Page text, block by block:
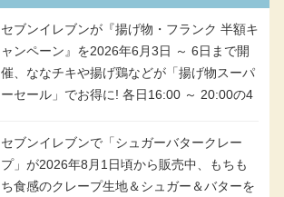
セブンイレブンが『揚げ物・フランク 半額キ
ャンペーン』を2026年6月3日 ～ 6日まで開
催、ななチキや揚げ鶏などが「揚げ物スーパ
ーセール」でお得に! 各日16:00 ～ 20:00の4
アメリカンドッグが税抜き69円!
セブンイレブンで「シュガーバタークレー
プ」が2026年8月1日頃から販売中、もちも
ち食感のクレープ生地＆シュガー＆バターを